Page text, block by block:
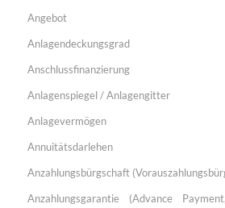
Angebot
Anlagendeckungsgrad
Anschlussfinanzierung
Anlagenspiegel / Anlagengitter
Anlagevermögen
Annuitätsdarlehen
Anzahlungsbürgschaft
Anzahlungsgarantie (Advance